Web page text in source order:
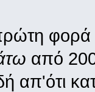
φορά
από
απ'ότι